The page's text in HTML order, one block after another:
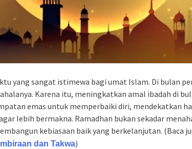
yang sangat istimewa bagi umat Islam. Di bulan
Karena itu, meningkatkan amal ibadah di
emas untuk memperbaiki diri, mendekatkan
lebih bermakna. Ramadhan bukan sekadar
kebiasaan baik yang berkelanjutan. (Baca
dan Takwa)